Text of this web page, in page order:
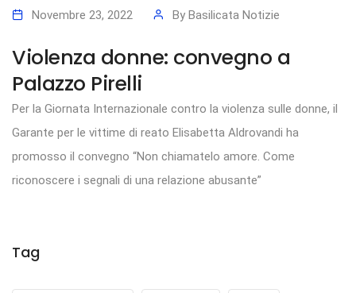
Novembre 23, 2022 By Basilicata Notizie
Violenza donne: convegno a
Palazzo Pirelli
Per la Giornata Internazionale contro la violenza sulle donne, il
Garante per le vittime di reato Elisabetta Aldrovandi ha
promosso il convegno “Non chiamatelo amore. Come
riconoscere i segnali di una relazione abusante”
Tag